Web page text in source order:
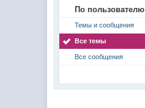
По пользователю
Темы и сообщения
Все темы
Все сообщения